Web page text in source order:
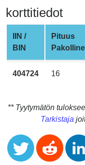
BIN
Checker
v2
BIN
CC
Generator
from
Card
Validator
Credit
korttitiedot
IIN /
BIN
Pituus
404724 16
** Tyytymätön
Tarkistaja